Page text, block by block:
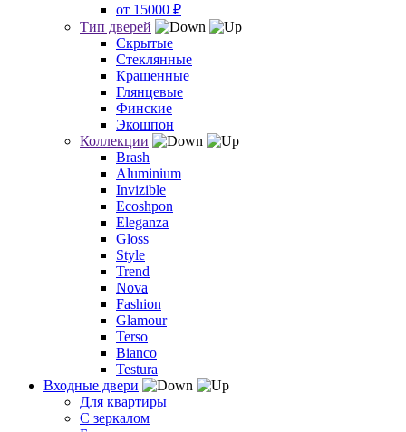
от 15000 ₽
Тип дверей
Скрытые
Стеклянные
Крашенные
Глянцевые
Финские
Экошпон
Коллекции
Brash
Aluminium
Invizible
Ecoshpon
Eleganza
Gloss
Style
Trend
Nova
Fashion
Glamour
Terso
Bianco
Testura
Входные двери
Для квартиры
С зеркалом